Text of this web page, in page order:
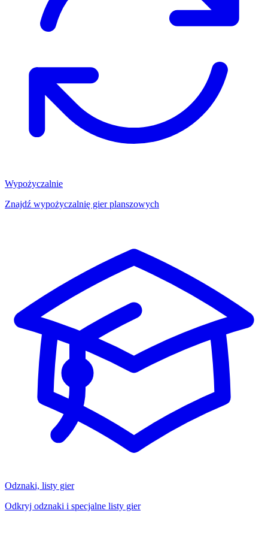
Wypożyczalnie
Znajdź wypożyczalnię gier planszowych
Odznaki, listy gier
Odkryj odznaki i specjalne listy gier